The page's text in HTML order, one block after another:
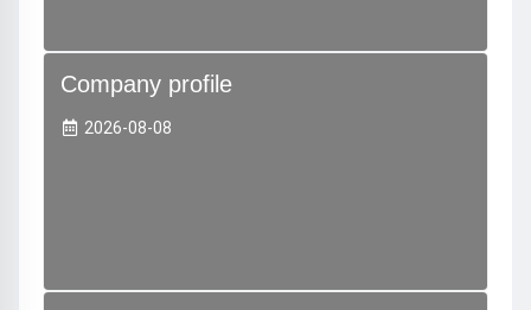
Company profile
2026-08-08